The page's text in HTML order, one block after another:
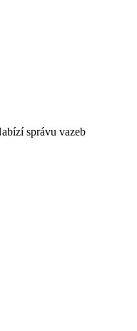
správu vazeb